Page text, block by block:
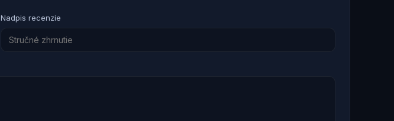
Nadpis recenzie